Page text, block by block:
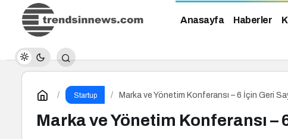
Anasayfa Haberler
Startup Marka ve Yönetim Konferansı – 6 İçin Geri
Marka ve Yönetim Konferansı –